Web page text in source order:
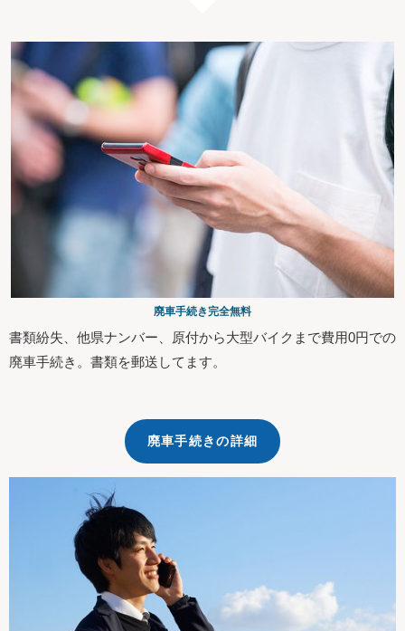
廃車手続き完全無料
書類紛失、他県ナンバー、原付から大型バイクまで費用0円での
廃車手続き。書類を郵送してます。
廃車手続きの詳細